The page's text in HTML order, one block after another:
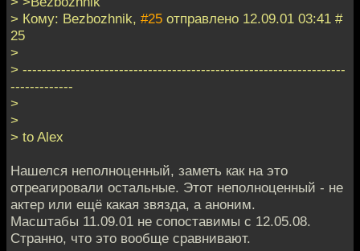
> Кому: Bezbozhnik, #25 отправлено 12.09.01 03:41 #
25
>
> -------------------------------------------------------------------
-------------
>
>
> to Alex
Нашелся неполноценный, заметь как на это
отреагировали остальные. Этот неполноценный - не
актер или ещё какая звязда, а аноним.
Масштабы 11.09.01 не сопоставимы с 12.05.08.
Странно, что это вообще сравнивают.